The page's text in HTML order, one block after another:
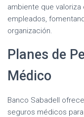
ambiente que
empleados,
organización.
Planes de
Médico
Banco Sabadell
seguros médicos